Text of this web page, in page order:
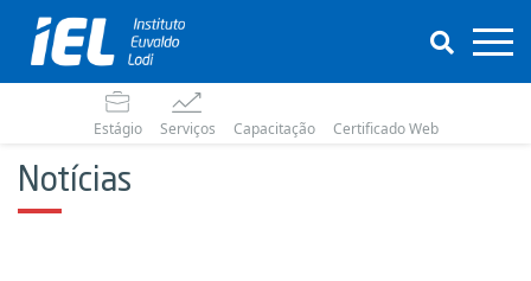
Estágio Serviços Capacitação Certificado Web
Notícias